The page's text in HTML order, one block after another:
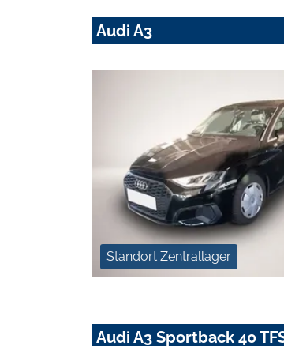
Audi A3
Standort Zentrallager
Audi A3 Sportback 40